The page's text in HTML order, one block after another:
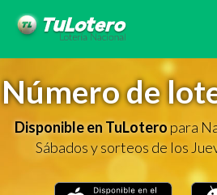
Número de
Disponible en TuLoteropara
Sábados y sorteos de los